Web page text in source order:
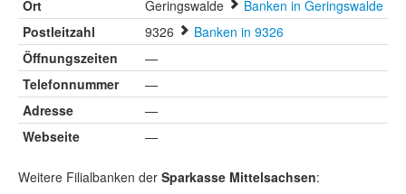
Ort Geringswalde
Banken in Geringswalde
Postleitzahl
9326
Banken in 9326
Öffnungszeiten
—
Telefonnummer
—
Adresse
—
Webseite
—
Weitere Filialbanken der Sparkasse Mittelsachsen: